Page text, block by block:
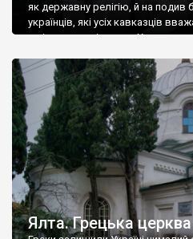
як державну релігію, й на подив
українців, які усіх кавказців
є відданими вірянами Христа
Ялта. Грецька